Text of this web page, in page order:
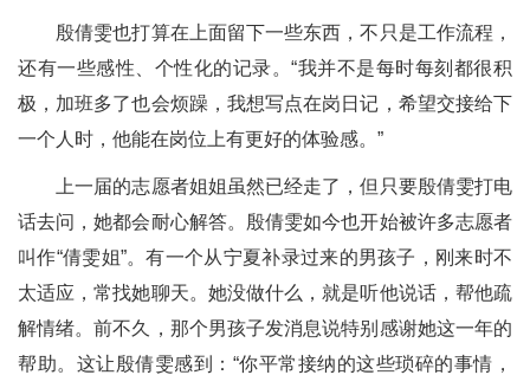
殷倩雯也打算在上面留下一些东西，不只是工作流程，
还有一些感性、个性化的记录。“我并不是每时每刻都很积
极，加班多了也会烦躁，我想写点在岗日记，希望交接给下
一个人时，他能在岗位上有更好的体验感。”
上一届的志愿者姐姐虽然已经走了，但只要殷倩雯打电
话去问，她都会耐心解答。殷倩雯如今也开始被许多志愿者
叫作“倩雯姐”。有一个从宁夏补录过来的男孩子，刚来时不
太适应，常找她聊天。她没做什么，就是听他说话，帮他疏
解情绪。前不久，那个男孩子发消息说特别感谢她这一年的
帮助。这让殷倩雯感到：“你平常接纳的这些琐碎的事情，